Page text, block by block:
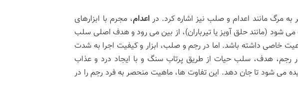
مرگ مانند اعدام و صلب نیز اشاره کرد. در اعدام، مجرم با ابزارهای
شود (مانند حلق آویز یا تیرباران)، از بین می رود و هدف اصلی سلب
خاصی داشته باشد. اما در رجم و صلب، ابزار و کیفیت اجرا به شدت
رجم، هدف، سلب حیات از طریق پرتاب سنگ و با ایجاد درد و عذاب
می شود تا جان دهد. این تفاوت ها، ماهیت منحصر به فرد رجم را در